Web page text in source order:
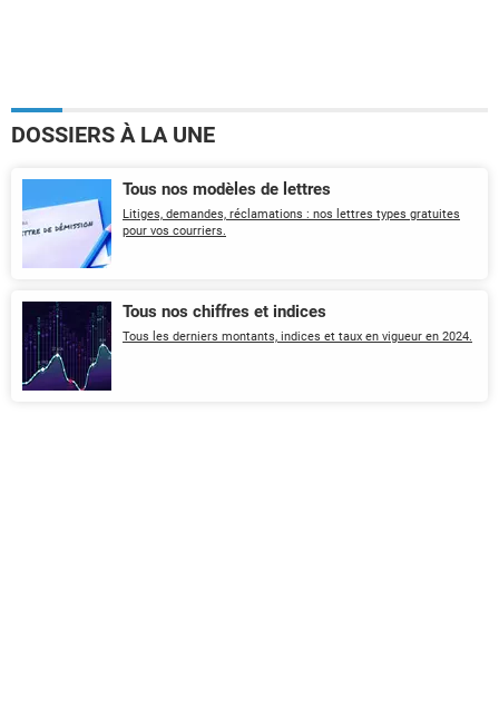
DOSSIERS À LA UNE
Tous nos modèles de lettres
Litiges, demandes, réclamations : nos lettres types gratuites
pour vos courriers.
Tous nos chiffres et indices
Tous les derniers montants, indices et taux en vigueur en 2024.